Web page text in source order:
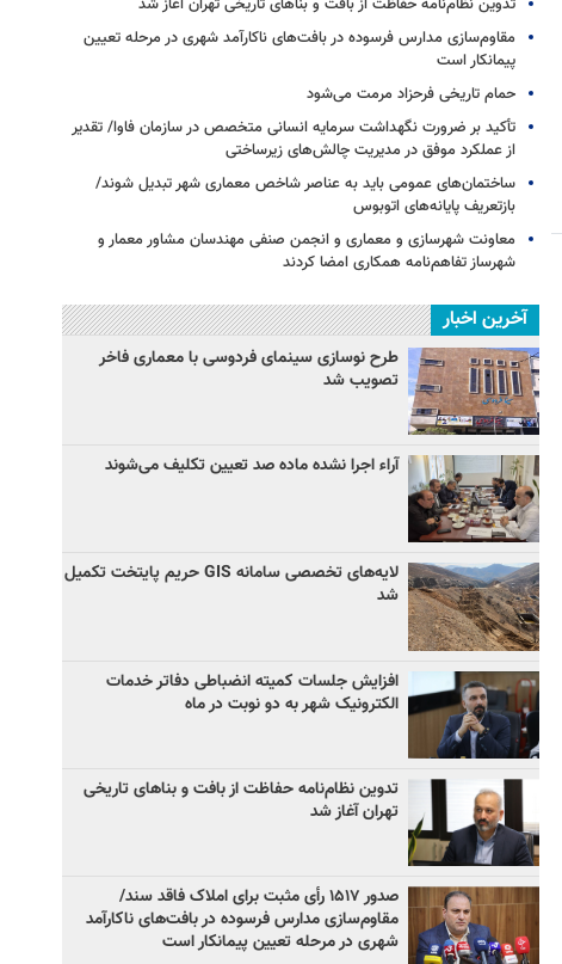
مقاوم‌سازی مدارس فرسوده در بافت‌های ناکارآمد شهری در مرحله تعیین
پیمانکار است
حمام تاریخی فرحزاد مرمت می‌شود
تأکید بر ضرورت نگهداشت سرمایه انسانی متخصص در سازمان فاوا/ تقدیر
از عملکرد موفق در مدیریت چالش‌های زیرساختی
ساختمان‌های عمومی باید به عناصر شاخص معماری شهر تبدیل شوند/
بازتعریف پایانه‌های اتوبوس
معاونت شهرسازی و معماری و انجمن صنفی مهندسان مشاور معمار و
شهرساز تفاهم‌نامه همکاری امضا کردند
آخرین اخبار
طرح نوسازی سینمای فردوسی با معماری فاخر
تصویب شد
آراء اجرا نشده ماده صد تعیین تکلیف می‌شوند
لایه‌های تخصصی سامانه GIS حریم پایتخت تکمیل
شد
افزایش جلسات کمیته انضباطی دفاتر خدمات
الکترونیک شهر به دو نوبت در ماه
تدوین نظام‌نامه حفاظت از بافت و بناهای تاریخی
تهران آغاز شد
صدور ۱۵۱۷ رأی مثبت برای املاک فاقد سند/
مقاوم‌سازی مدارس فرسوده در بافت‌های ناکارآمد
شهری در مرحله تعیین پیمانکار است